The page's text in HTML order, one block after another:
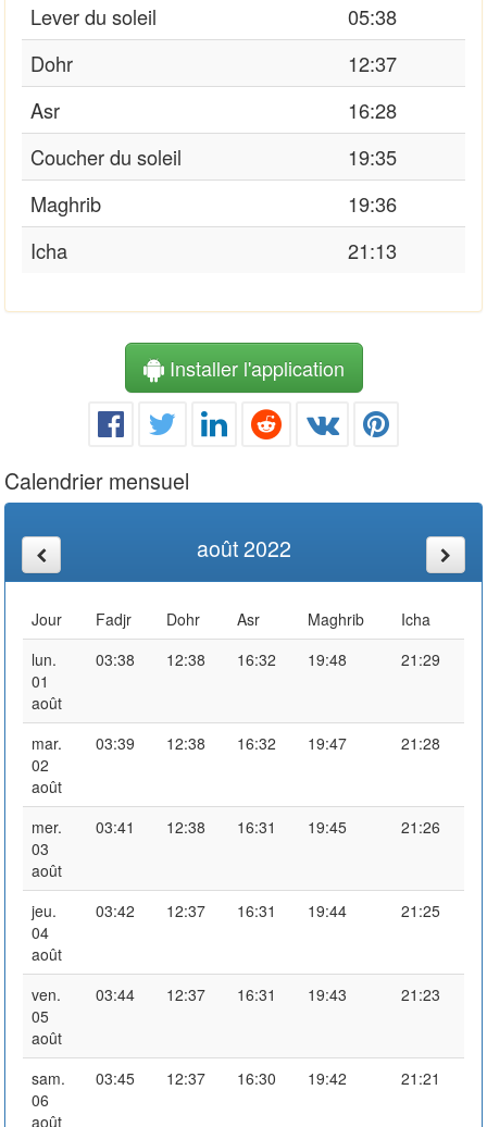
Lever du soleil
05:38
Dohr
12:37
Asr
16:28
Coucher du soleil
19:35
Maghrib
19:36
Icha
21:13
Installer l'application
Calendrier mensuel
août 2022
Jour Fadjr Dohr Asr Maghrib
Icha
lun.
01
août
03:38 12:38 16:32 19:48 21:29
mar.
02
août
03:39 12:38 16:32 19:47 21:28
mer.
03
août
03:41 12:38 16:31 19:45 21:26
jeu.
04
août
03:42 12:37 16:31 19:44 21:25
ven.
05
août
03:44 12:37 16:31 19:43 21:23
sam.
06
août
03:45 12:37 16:30 19:42 21:21